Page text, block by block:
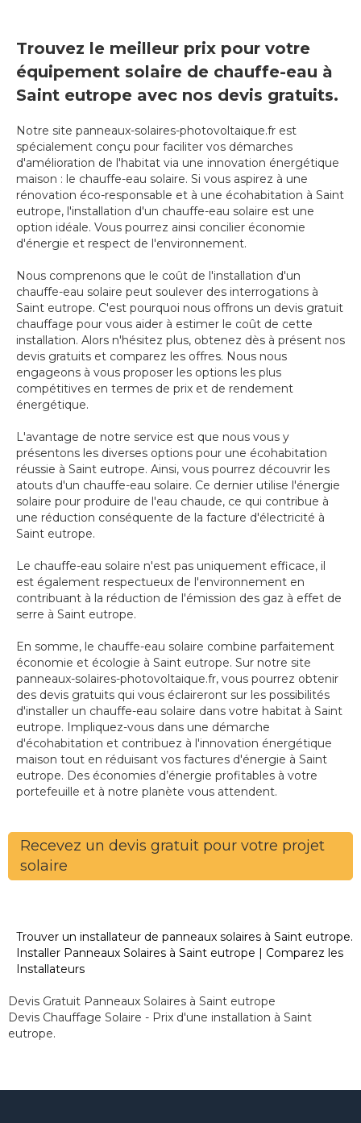
Trouvez le meilleur prix pour votre
équipement solaire de chauffe-eau à
Saint eutrope avec nos devis gratuits.
Notre site panneaux-solaires-photovoltaique.fr est
spécialement conçu pour faciliter vos démarches
d'amélioration de l'habitat via une innovation énergétique
maison : le chauffe-eau solaire. Si vous aspirez à une
rénovation éco-responsable et à une écohabitation à Saint
eutrope, l'installation d'un chauffe-eau solaire est une
option idéale. Vous pourrez ainsi concilier économie
d'énergie et respect de l'environnement.
Nous comprenons que le coût de l'installation d'un
chauffe-eau solaire peut soulever des interrogations à
Saint eutrope. C'est pourquoi nous offrons un devis gratuit
chauffage pour vous aider à estimer le coût de cette
installation. Alors n'hésitez plus, obtenez dès à présent nos
devis gratuits et comparez les offres. Nous nous
engageons à vous proposer les options les plus
compétitives en termes de prix et de rendement
énergétique.
L'avantage de notre service est que nous vous y
présentons les diverses options pour une écohabitation
réussie à Saint eutrope. Ainsi, vous pourrez découvrir les
atouts d'un chauffe-eau solaire. Ce dernier utilise l'énergie
solaire pour produire de l'eau chaude, ce qui contribue à
une réduction conséquente de la facture d'électricité à
Saint eutrope.
Le chauffe-eau solaire n'est pas uniquement efficace, il
est également respectueux de l'environnement en
contribuant à la réduction de l'émission des gaz à effet de
serre à Saint eutrope.
En somme, le chauffe-eau solaire combine parfaitement
économie et écologie à Saint eutrope. Sur notre site
panneaux-solaires-photovoltaique.fr, vous pourrez obtenir
des devis gratuits qui vous éclaireront sur les possibilités
d'installer un chauffe-eau solaire dans votre habitat à Saint
eutrope. Impliquez-vous dans une démarche
d'écohabitation et contribuez à l'innovation énergétique
maison tout en réduisant vos factures d'énergie à Saint
eutrope. Des économies d’énergie profitables à votre
portefeuille et à notre planète vous attendent.
Recevez un devis gratuit pour votre projet
solaire
Trouver un installateur de panneaux solaires à Saint eutrope.
Installer Panneaux Solaires à Saint eutrope | Comparez les
Installateurs
Devis Gratuit Panneaux Solaires à Saint eutrope
Devis Chauffage Solaire - Prix d'une installation à Saint
eutrope.